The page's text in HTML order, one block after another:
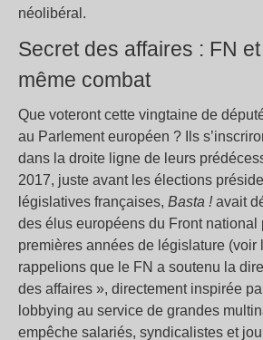
néolibéral.
Secret des affaires : FN
même combat
Que voteront cette vingtaine de
au Parlement européen ? Ils
dans la droite ligne de leurs
2017, juste avant les élections
législatives françaises, Basta !avait
des élus européens du Front national
premières années de législature (voir
rappelions que le FN a soutenu la
des affaires », directement inspirée
lobbying au service de grandes
empêche salariés, syndicalistes et